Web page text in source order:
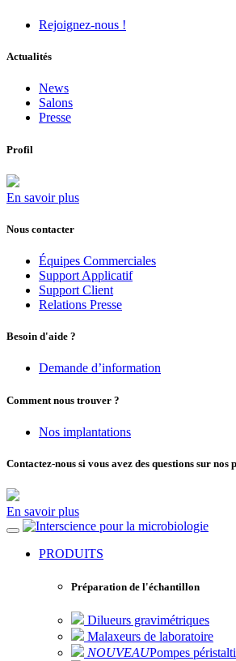
Rejoignez-nous !
Actualités
News
Salons
Presse
Profil
En savoir plus
Nous contacter
Équipes Commerciales
Support Applicatif
Support Client
Relations Presse
Besoin d'aide ?
Demande d’information
Comment nous trouver ?
Nos implantations
Contactez-nous si vous avez des questions sur nos
En savoir plus
pour la microbiologie
PRODUITS
Préparation de l'échantillon
Dilueurs gravimétriques
Malaxeurs de laboratoire
NOUVEAUPompes